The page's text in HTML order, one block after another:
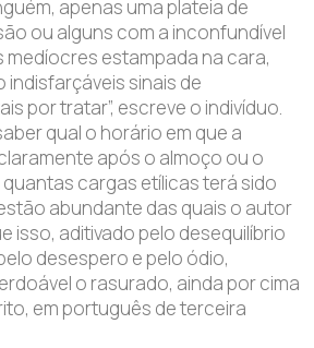
apenas uma plateia de
ou alguns com a inconfundível
medíocres estampada na cara,
sinais de
por tratar”, escreve o indivíduo.
qual o horário em que a
após o almoço ou o
cargas etílicas terá sido
abundante das quais o autor
isso, aditivado pelo desequilíbrio
desespero e pelo ódio,
o rasurado, ainda por cima
em português de terceira